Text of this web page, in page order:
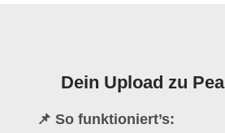
Dein Upload zu
📌 So funktioniert’s: